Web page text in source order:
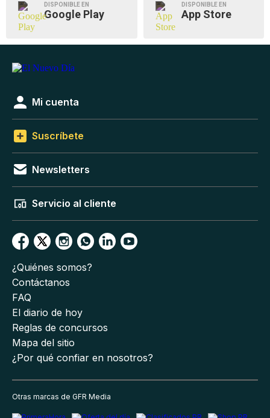
DISPONIBLE EN
Google Play
DISPONIBLE EN
App Store
Mi cuenta
Suscríbete
Newsletters
Servicio al cliente
¿Quiénes somos?
Contáctanos
FAQ
El diario de hoy
Reglas de concursos
Mapa del sitio
¿Por qué confiar en nosotros?
Otras marcas de GFR Media